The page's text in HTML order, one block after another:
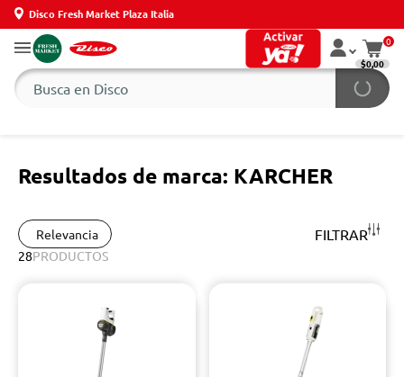
Disco Fresh Market Plaza Italia
0
$0,00
Resultados de marca: KARCHER
Relevancia FILTRAR
28PRODUCTOS